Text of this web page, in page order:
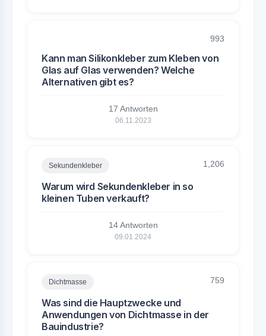
993
Kann man Silikonkleber zum Kleben von
Glas auf Glas verwenden? Welche
Alternativen gibt es?
17 Antworten
06.11.2023
Sekundenkleber 1,206
Warum wird Sekundenkleber in so
kleinen Tuben verkauft?
14 Antworten
09.01.2024
Dichtmasse 759
Was sind die Hauptzwecke und
Anwendungen von Dichtmasse in der
Bauindustrie?